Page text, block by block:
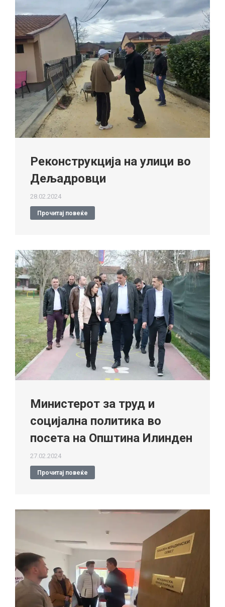
Реконструкција на улици во
Дељадровци
28.02.2024
Прочитај повеќе
Министерот за труд и
социјална политика во
посета на Општина Илинден
27.02.2024
Прочитај повеќе